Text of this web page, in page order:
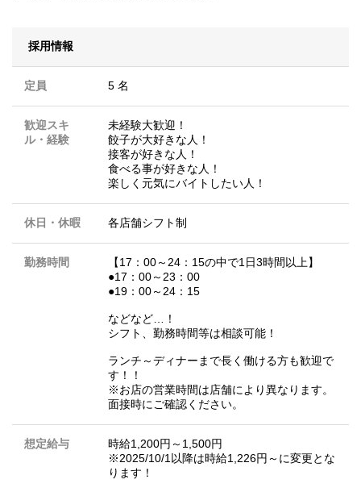
採用情報
定員 5 名
歓迎スキ
ル・経験
未経験大歓迎！
餃子が大好きな人！
接客が好きな人！
食べる事が好きな人！
楽しく元気にバイトしたい人！
休日・休暇 各店舗シフト制
勤務時間
【17：00～24：15の中で1日3時間以上】
●17：00～23：00
●19：00～24：15
などなど…！
シフト、勤務時間等は相談可能！
ランチ～ディナーまで長く働ける方も歓迎で
す！！
※お店の営業時間は店舗により異なります。
面接時にご確認ください。
想定給与
時給1,200円～1,500円
※2025/10/1以降は時給1,226円～に変更とな
ります！